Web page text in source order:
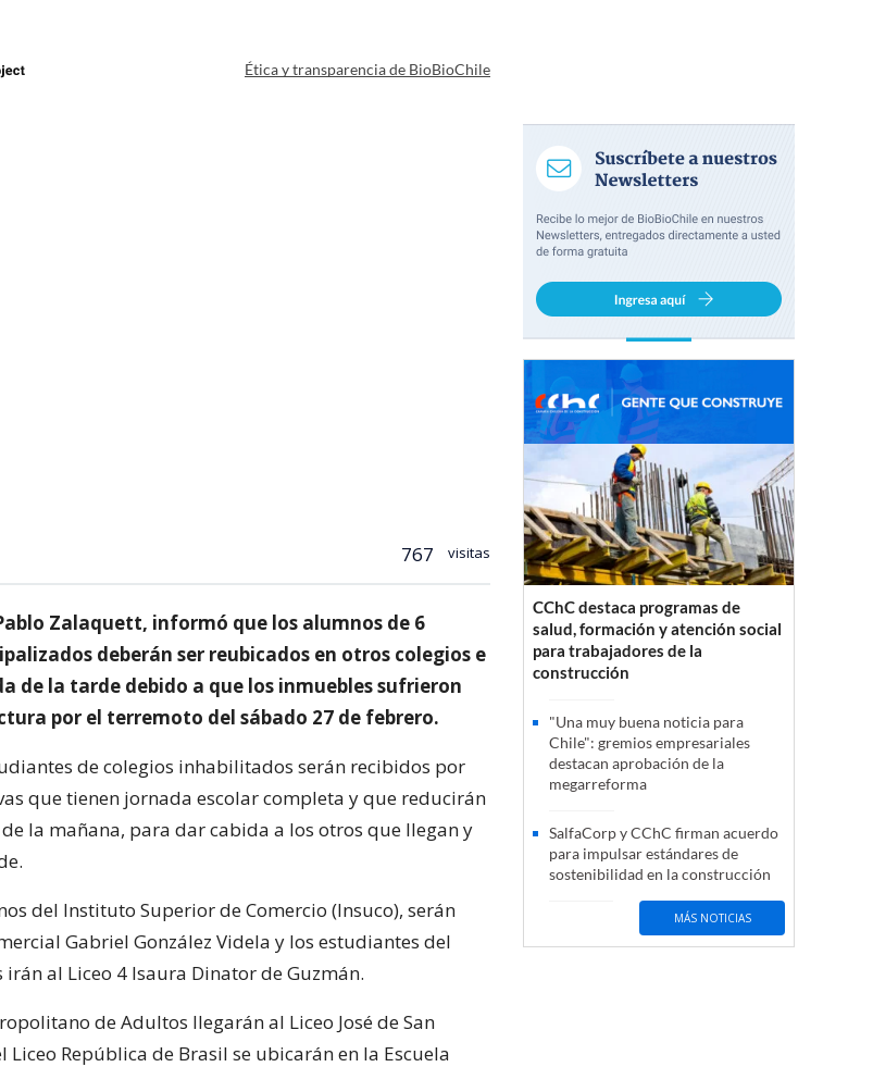
Ética y transparencia de BioBioChile
767 visitas
Zalaquett, informó que los alumnos de 6
deberán ser reubicados en otros colegios e
de la tarde debido a que los inmuebles sufrieron
por el terremoto del sábado 27 de febrero.
de colegios inhabilitados serán recibidos por
que tienen jornada escolar completa y que reducirán
la mañana, para dar cabida a los otros que llegan y
del Instituto Superior de Comercio (Insuco), serán
Gabriel González Videla y los estudiantes del
irán al Liceo 4 Isaura Dinator de Guzmán.
de Adultos llegarán al Liceo José de San
República de Brasil se ubicarán en la Escuela
CChC destaca programas de
salud, formación y atención social
para trabajadores de la
construcción
"Una muy buena noticia para
Chile": gremios empresariales
destacan aprobación de la
megarreforma
SalfaCorp y CChC firman acuerdo
para impulsar estándares de
sostenibilidad en la construcción
MÁS NOTICIAS